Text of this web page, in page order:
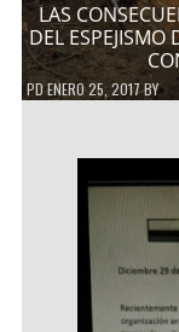
LAS
DEL
PDENERO 25, 2017BY